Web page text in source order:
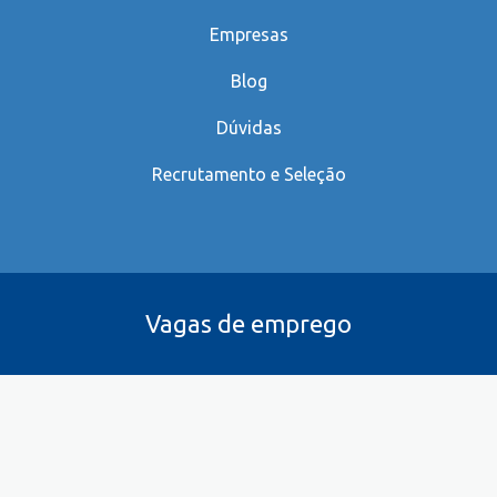
Empresas
Blog
Dúvidas
Recrutamento e Seleção
Vagas de emprego